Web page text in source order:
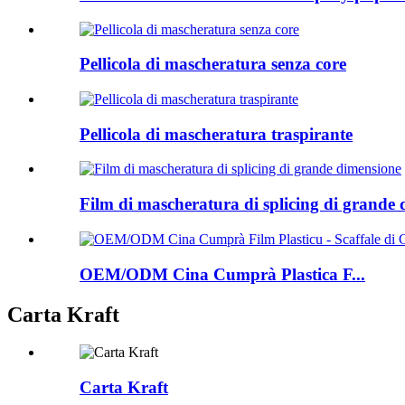
Pellicola di mascheratura senza core
Pellicola di mascheratura traspirante
Film di mascheratura di splicing di grande
OEM/ODM Cina Cumprà Plastica F...
Carta Kraft
Carta Kraft